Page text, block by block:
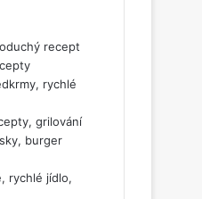
recept
rychlé
grilování
burger
rychlé jídlo,